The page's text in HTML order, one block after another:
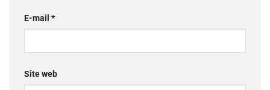
E-mail *
Site web